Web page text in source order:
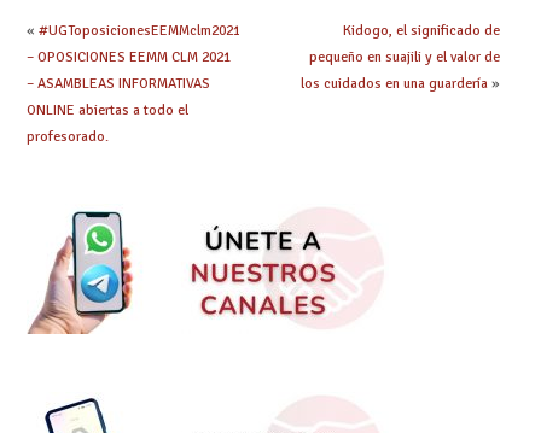
y complemento
retributivo
« #UGToposicionesEEMMclm2021
– OPOSICIONES EEMM CLM 2021
– ASAMBLEAS INFORMATIVAS
ONLINE abiertas a todo el
profesorado.
Kidogo, el significado de
pequeño en suajili y el valor de
los cuidados en una guardería»